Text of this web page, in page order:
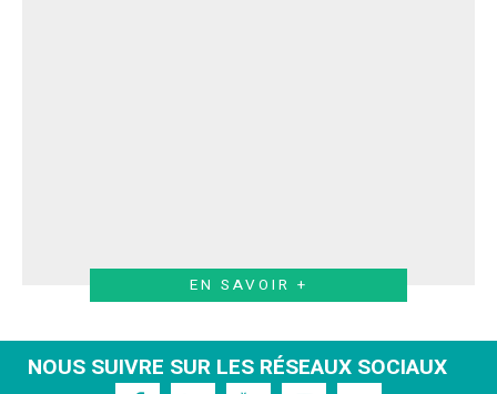
EN SAVOIR +
NOUS SUIVRE SUR LES RÉSEAUX SOCIAUX